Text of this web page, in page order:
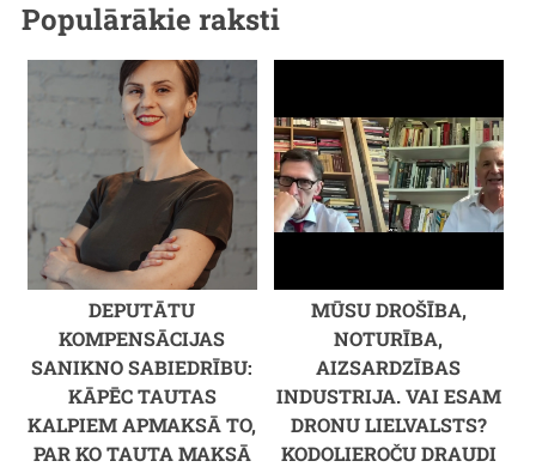
Populārākie raksti
DEPUTĀTU
KOMPENSĀCIJAS
SANIKNO SABIEDRĪBU:
KĀPĒC TAUTAS
KALPIEM APMAKSĀ TO,
PAR KO TAUTA MAKSĀ
MŪSU DROŠĪBA,
NOTURĪBA,
AIZSARDZĪBAS
INDUSTRIJA. VAI ESAM
DRONU LIELVALSTS?
KODOLIEROČU DRAUDI